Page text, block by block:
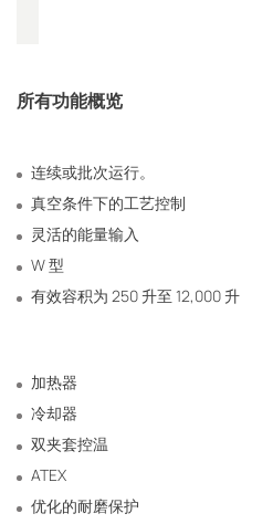
所有功能概览
连续或批次运行。
真空条件下的工艺控制
灵活的能量输入
W 型
有效容积为 250 升至 12,000 升
加热器
冷却器
双夹套控温
ATEX
优化的耐磨保护